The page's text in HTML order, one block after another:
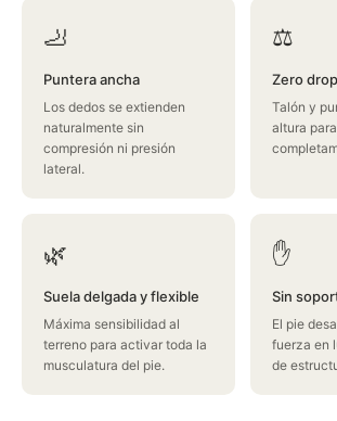
🦶
Puntera ancha
Los dedos se extienden
naturalmente sin
compresión ni presión
lateral.
⚖️
Zero drop
Talón y
altura
🌿
Suela delgada y flexible
Máxima sensibilidad al
terreno para activar toda la
musculatura del pie.
✋
Sin
El pie
fuerza en
de